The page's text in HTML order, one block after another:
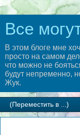
Все
В этом блоге мне
просто на самом
что можно не
будут непременно,
Жук.